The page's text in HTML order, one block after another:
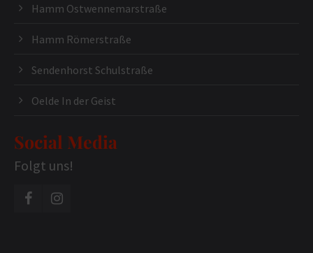
Hamm Ostwennemarstraße
Hamm Römerstraße
Sendenhorst Schulstraße
Oelde In der Geist
Social Media
Folgt uns!